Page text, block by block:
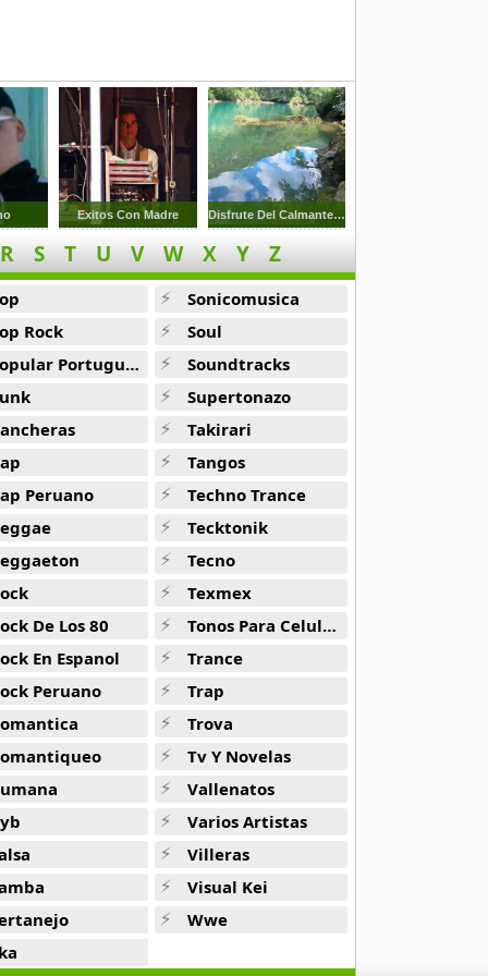
Exitos Con Madre Disfrute Del Calmante Rio Natural
R S T U V W X Y Z
Rock
Portuguesa
Peruano
De Los 80
En Espanol
Peruano
Sonicomusica
Soul
Soundtracks
Supertonazo
Takirari
Tangos
Techno Trance
Tecktonik
Tecno
Texmex
Tonos Para Celulares
Trance
Trap
Trova
Tv Y Novelas
Vallenatos
Varios Artistas
Villeras
Visual Kei
Wwe